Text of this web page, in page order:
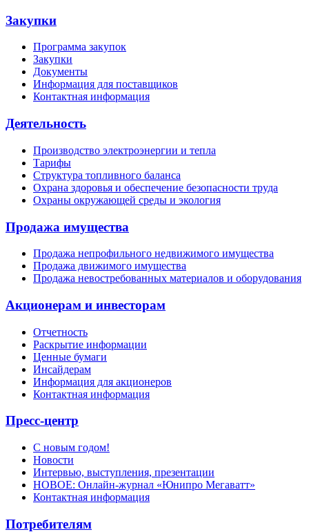
Закупки
Программа закупок
Закупки
Документы
Информация для поставщиков
Контактная информация
Деятельность
Производство электроэнергии и тепла
Тарифы
Структура топливного баланса
Охрана здоровья и обеспечение безопасности труда
Охраны окружающей среды и экология
Продажа имущества
Продажа непрофильного недвижимого имущества
Продажа движимого имущества
Продажа невостребованных материалов и оборудования
Акционерам и инвесторам
Отчетность
Раскрытие информации
Ценные бумаги
Инсайдерам
Информация для акционеров
Контактная информация
Пресс-центр
С новым годом!
Новости
Интервью, выступления, презентации
НОВОЕ: Онлайн-журнал «Юнипро Мегаватт»
Контактная информация
Потребителям